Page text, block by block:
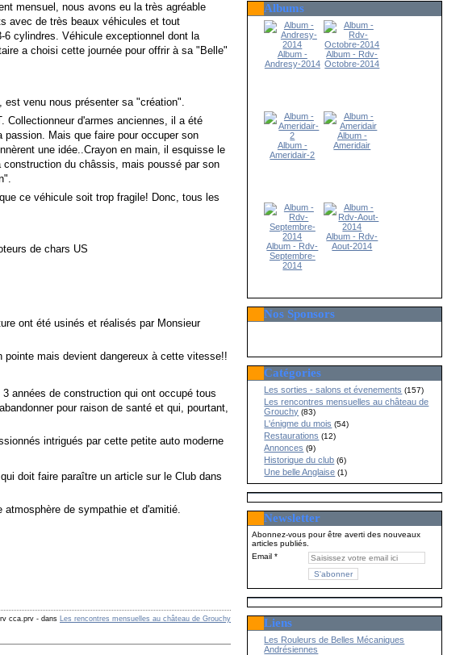
mensuel, nous avons eu la très agréable
avec de très beaux véhicules et tout
6 cylindres. Véhicule exceptionnel dont la
a choisi cette journée pour offrir à sa "Belle"
venu nous présenter sa "création".
d'armes anciennes, il a été
Mais que faire pour occuper son
une idée..Crayon en main, il esquisse le
du châssis, mais poussé par son
ce véhicule soit trop fragile! Donc, tous les
de chars US
ont été usinés et réalisés par Monsieur
mais devient dangereux à cette vitesse!!
de construction qui ont occupé tous
pour raison de santé et qui, pourtant,
intrigués par cette petite auto moderne
faire paraître un article sur le Club dans
de sympathie et d'amitié.
cca.prv - dans Les rencontres mensuelles au château de Grouchy
Albums
Album -
Andresy-2014
Album - Rdv-
Octobre-2014
Album -
Ameridair-2
Album -
Ameridair
Album - Rdv-
Septembre-
2014
Album - Rdv-
Aout-2014
Nos Sponsors
Catégories
Les sorties - salons et évenements (157)
Les rencontres mensuelles au château de
Grouchy (83)
L'énigme du mois (54)
Restaurations (12)
Annonces (9)
Historique du club (6)
Une belle Anglaise (1)
Newsletter
Abonnez-vous pour être averti des nouveaux
articles publiés.
Email
Liens
Les Rouleurs de Belles Mécaniques
Andrésiennes